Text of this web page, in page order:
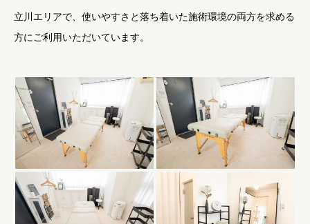
立川エリアで、使いやすさと落ち着いた施術環境の両方を求める
方にご利用いただいています。